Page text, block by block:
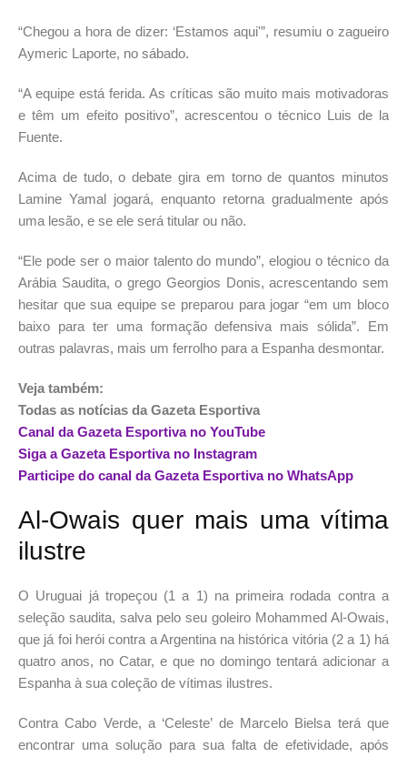
“Chegou a hora de dizer: ‘Estamos aqui'”, resumiu o zagueiro
Aymeric Laporte, no sábado.
“A equipe está ferida. As críticas são muito mais motivadoras
e têm um efeito positivo”, acrescentou o técnico Luis de la
Fuente.
Acima de tudo, o debate gira em torno de quantos minutos
Lamine Yamal jogará, enquanto retorna gradualmente após
uma lesão, e se ele será titular ou não.
“Ele pode ser o maior talento do mundo”, elogiou o técnico da
Arábia Saudita, o grego Georgios Donis, acrescentando sem
hesitar que sua equipe se preparou para jogar “em um bloco
baixo para ter uma formação defensiva mais sólida”. Em
outras palavras, mais um ferrolho para a Espanha desmontar.
Veja também:
Todas as notícias da Gazeta Esportiva
Canal da Gazeta Esportiva no YouTube
Siga a Gazeta Esportiva no Instagram
Participe do canal da Gazeta Esportiva no WhatsApp
Al-Owais quer mais uma vítima
ilustre
O Uruguai já tropeçou (1 a 1) na primeira rodada contra a
seleção saudita, salva pelo seu goleiro Mohammed Al-Owais,
que já foi herói contra a Argentina na histórica vitória (2 a 1) há
quatro anos, no Catar, e que no domingo tentará adicionar a
Espanha à sua coleção de vítimas ilustres.
Contra Cabo Verde, a ‘Celeste’ de Marcelo Bielsa terá que
encontrar uma solução para sua falta de efetividade, após